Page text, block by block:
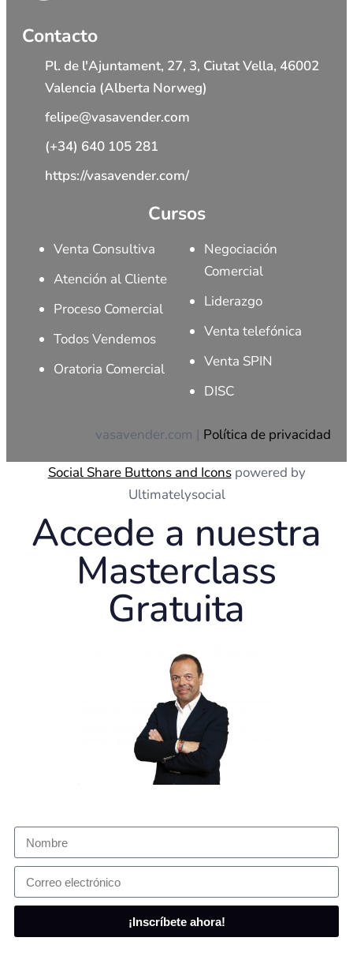
Contacto
Pl. de l'Ajuntament, 27, 3, Ciutat Vella, 46002
Valencia (Alberta Norweg)
felipe@vasavender.com
(+34) 640 105 281
https://vasavender.com/
Cursos
Venta Consultiva
Atención al Cliente
Proceso Comercial
Todos Vendemos
Oratoria Comercial
Negociación
Comercial
Liderazgo
Venta telefónica
Venta SPIN
DISC
vasavender.com | Política de privacidad
Social Share Buttons and Iconspowered by
Ultimatelysocial
Accede a nuestra
Masterclass
Gratuita
¡Inscríbete ahora!